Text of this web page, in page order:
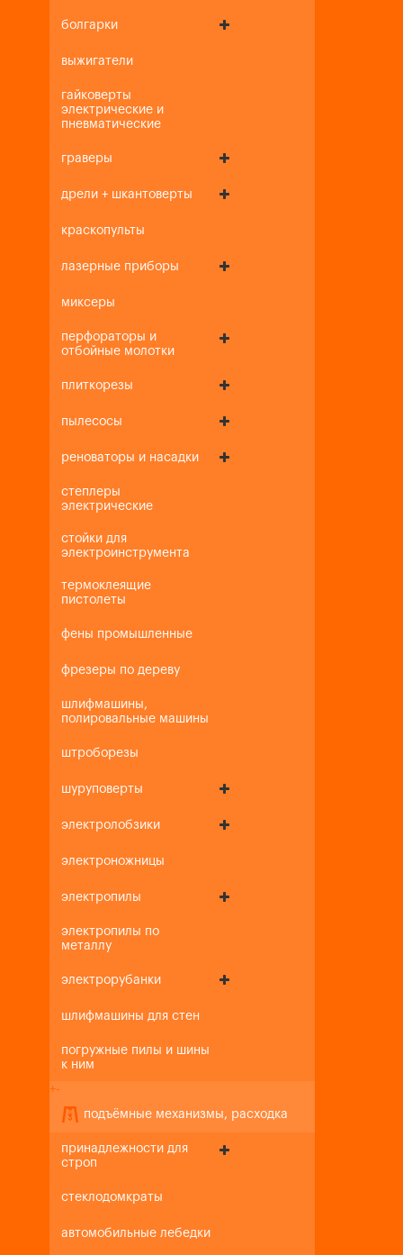
болгарки
выжигатели
гайковерты
электрические и
пневматические
граверы
дрели + шкантоверты
краскопульты
лазерные приборы
миксеры
перфораторы и
отбойные молотки
плиткорезы
пылесосы
реноваторы и насадки
степлеры
электрические
стойки для
электроинструмента
термоклеящие
пистолеты
фены промышленные
фрезеры по дереву
шлифмашины,
полировальные машины
штроборезы
шуруповерты
электролобзики
электроножницы
электропилы
электропилы по
металлу
электрорубанки
шлифмашины для стен
погружные пилы и шины
к ним
+-
подъёмные механизмы, расходка
принадлежности для
строп
стеклодомкраты
автомобильные лебедки